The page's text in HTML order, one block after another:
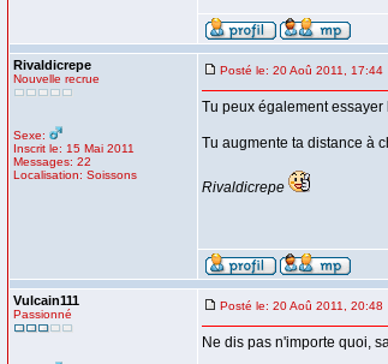
Rivaldicrepe
Nouvelle recrue
Sexe:
Inscrit le: 15 Mai 2011
Messages: 22
Localisation: Soissons
Posté le: 20 Aoû 2011, 17:44
Tu peux également essayer
Tu augmente ta distance à
Rivaldicrepe
Vulcain111
Passionné
Posté le: 20 Aoû 2011, 20:48
Ne dis pas n'importe quoi,